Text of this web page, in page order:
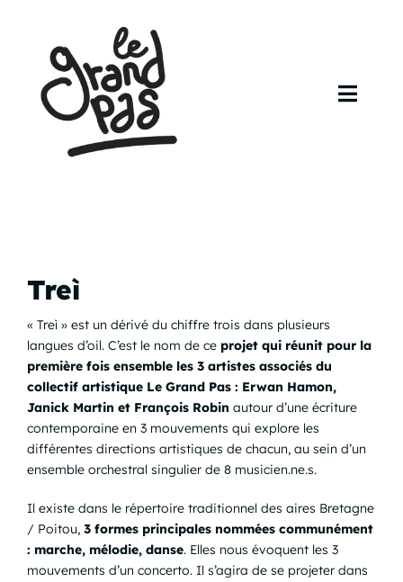
content
Accueil
Contact
Treì
« Treì » est un dérivé du chiffre trois dans plusieurs
langues d’oil. C’est le nom de ce projet qui réunit pour la
première fois ensemble les 3 artistes associés du
collectif artistique Le Grand Pas : Erwan Hamon,
Janick Martin et François Robin autour d’une écriture
contemporaine en 3 mouvements qui explore les
différentes directions artistiques de chacun, au sein d’un
ensemble orchestral singulier de 8 musicien.ne.s.
Il existe dans le répertoire traditionnel des aires Bretagne
/ Poitou, 3 formes principales nommées communément
: marche, mélodie, danse. Elles nous évoquent les 3
mouvements d’un concerto. Il s’agira de se projeter dans